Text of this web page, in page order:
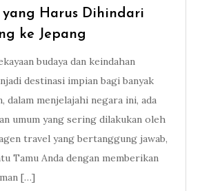
yang Harus Dihindari
ke Jepang
budaya dan keindahan
destinasi impian bagi banyak
dalam menjelajahi negara ini, ada
umum yang sering dilakukan oleh
travel yang bertanggung jawab,
Tamu Anda dengan memberikan
[…]